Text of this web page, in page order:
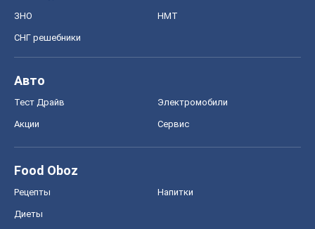
ЗНО НМТ
СНГ решебники
Авто
Тест Драйв Электромобили
Акции Сервис
Food Oboz
Рецепты Напитки
Диеты